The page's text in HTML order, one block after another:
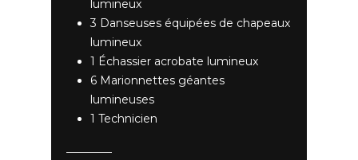
lumineux
3 Danseuses équipées de chapeaux
lumineux
1 Échassier acrobate lumineux
6 Marionnettes géantes
lumineuses
1 Technicien